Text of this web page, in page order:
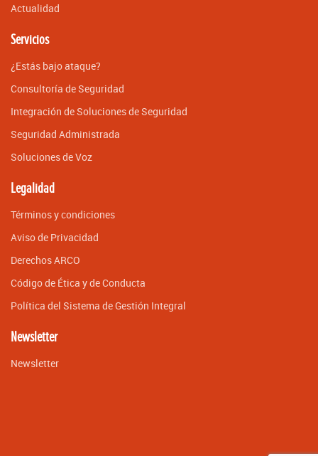
Actualidad
Servicios
¿Estás bajo ataque?
Consultoría de Seguridad
Integración de Soluciones de Seguridad
Seguridad Administrada
Soluciones de Voz
Legalidad
Términos y condiciones
Aviso de Privacidad
Derechos ARCO
Código de Ética y de Conducta
Política del Sistema de Gestión Integral
Newsletter
Newsletter